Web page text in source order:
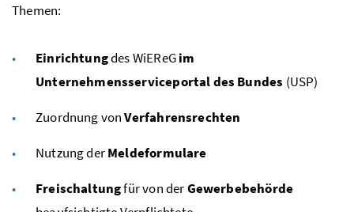
Themen:
Einrichtungdes WiEReGim
Unternehmensserviceportal des Bundes (USP)
Zuordnung vonVerfahrensrechten
Nutzung derMeldeformulare
Freischaltungfür von derGewerbebehörde